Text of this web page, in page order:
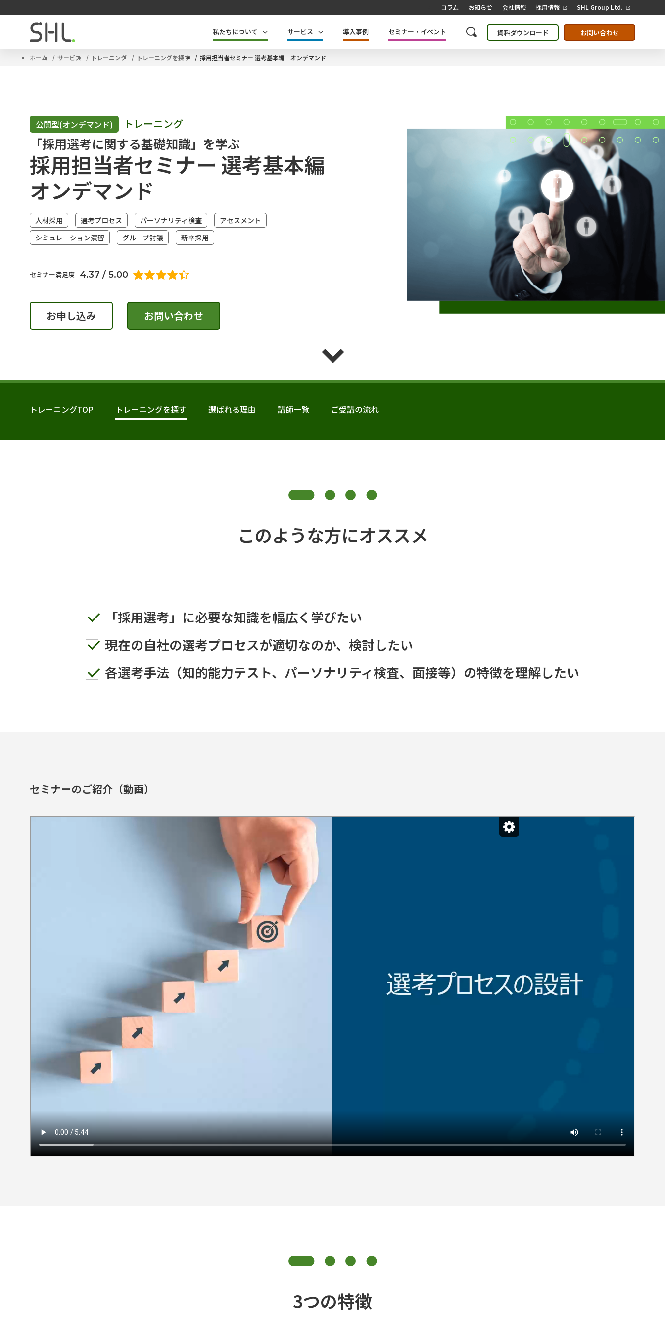
コラム お知らせ 会社情報 採用情報 SHL Group Ltd.
私たちについて サービス 導入事例 セミナー・イベント 資料ダウンロード お問い合わせ
ホーム サービス トレーニング トレーニングを探す 採用担当者セミナー 選考基本編 オンデマンド
公開型(オンデマンド) トレーニング
「採用選考に関する基礎知識」を学ぶ
採用担当者セミナー 選考基本編
オンデマンド
人材採用 選考プロセス パーソナリティ検査
アセスメント
シミュレーション演習
グループ討議 新卒採用
セミナー満足度 4.37 / 5.00
お申し込み お問い合わせ
トレーニングTOP トレーニングを探す 選ばれる理由 講師一覧 ご受講の流れ
このような方にオススメ
「採用選考」に必要な知識を幅広く学びたい
現在の自社の選考プロセスが適切なのか、検討したい
各選考手法（知的能力テスト、パーソナリティ検査、面接等）の特徴を理解したい
セミナーのご紹介（動画）
3つの特徴